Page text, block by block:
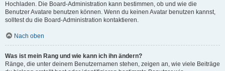
Hochladen. Die Board-Administration kann bestimmen, ob und wie die
Benutzer Avatare benutzen können. Wenn du keinen Avatar benutzen kannst,
solltest du die Board-Administration kontaktieren.
Nach oben
Was ist mein Rang und wie kann ich ihn ändern?
Ränge, die unter deinem Benutzernamen stehen, zeigen an, wie viele Beiträge